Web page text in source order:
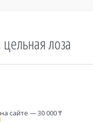
лоза
сайте — 30 000 ₸